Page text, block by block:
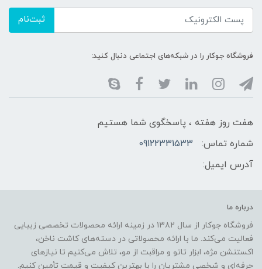
ثبت‌نام
فروشگاه جوکار را در شبکه‌های اجتماعی دنبال کنید:
هفت روز هفته ، پاسخگوی شما هستیم
شماره تماس:
09122331533
آدرس ایمیل:
درباره ما
فروشگاه جوکار از سال ۱۳۸۲ در زمینه ارائه محصولات تخصصی زیبایی
فعالیت می‌کند. ما با ارائه محصولاتی در دسته‌های کاشت ناخن،
اکستنشن مژه، ابزار تاتو و مراقبت از مو، تلاش می‌کنیم تا نیازهای
حرفه‌ای و شخصی مشتریان را با بهترین کیفیت و قیمت تأمین کنیم.